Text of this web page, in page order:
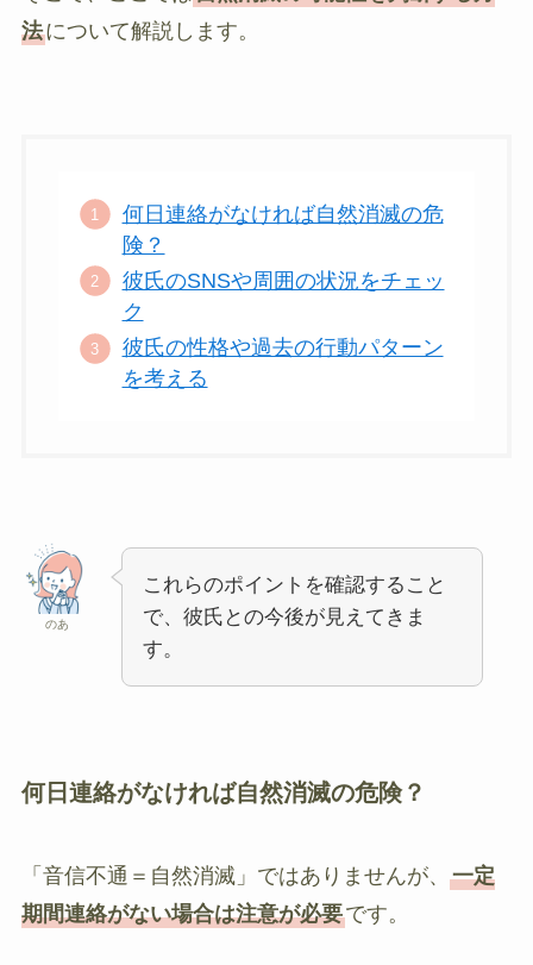
法について解説します。
何日連絡がなければ自然消滅の危
険？
彼氏のSNSや周囲の状況をチェッ
ク
彼氏の性格や過去の行動パターン
を考える
のあ
これらのポイントを確認すること
で、彼氏との今後が見えてきま
す。
何日連絡がなければ自然消滅の危険？
「音信不通＝自然消滅」ではありませんが、 一定
期間連絡がない場合は注意が必要です。